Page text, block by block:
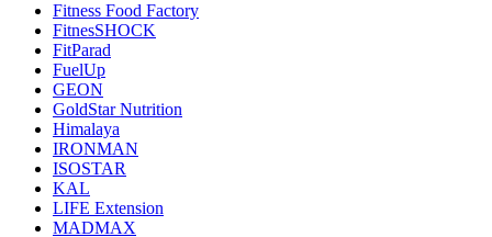
Fitness Food Factory
FitnesSHOCK
FitParad
FuelUp
GEON
GoldStar Nutrition
Himalaya
IRONMAN
ISOSTAR
KAL
LIFE Extension
MADMAX